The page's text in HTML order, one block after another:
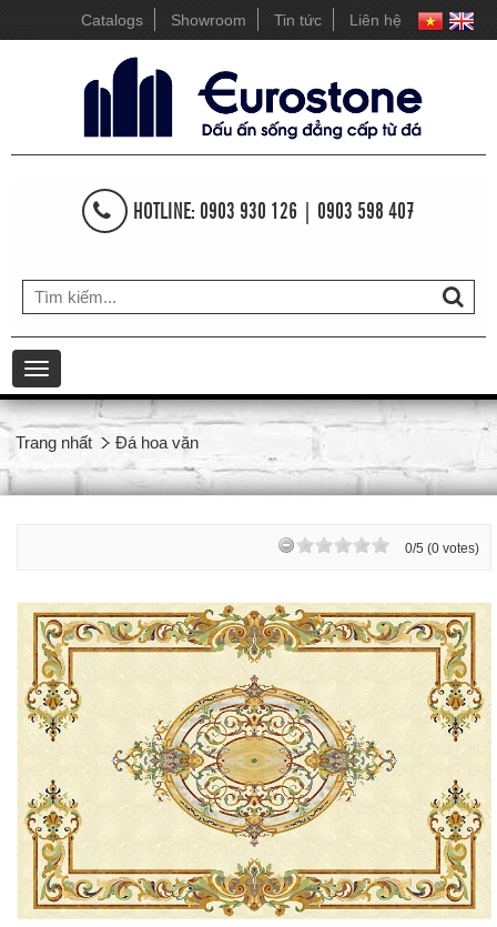
Catalogs Showroom Tin tức Liên hệ
HOTLINE: 0903 930 126 | 0903 598 407
Toggle
navigation
Trang nhất Đá hoa văn
0/5 (0 votes)